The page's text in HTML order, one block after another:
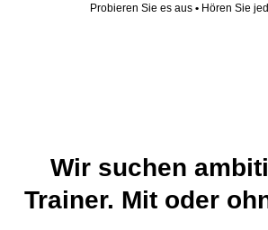
Probieren Sie es aus •Hören Sie
Wir suchen
Trainer. Mit oder